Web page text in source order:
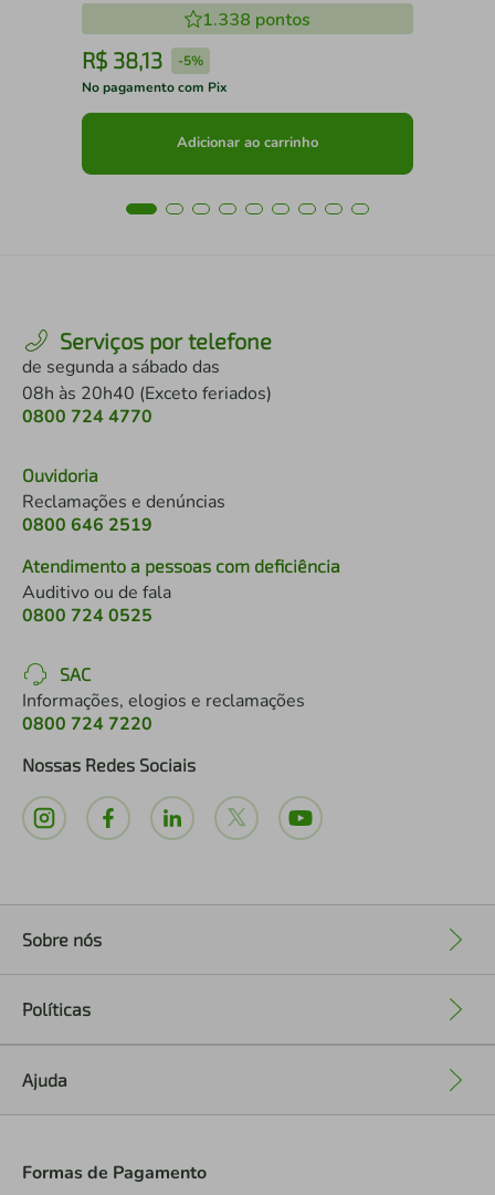
1.338 pontos
R$ 38,13 -5%
No pagamento com Pix
Adicionar ao carrinho
Serviços por telefone
de segunda a sábado das
08h às 20h40 (Exceto feriados)
0800 724 4770
Ouvidoria
Reclamações e denúncias
0800 646 2519
Atendimento a pessoas com deficiência
Auditivo ou de fala
0800 724 0525
SAC
Informações, elogios e reclamações
0800 724 7220
Nossas Redes Sociais
Sobre nós
Políticas
Ajuda
Formas de Pagamento